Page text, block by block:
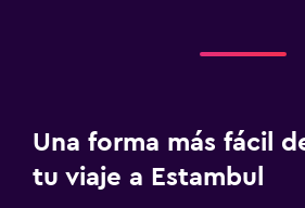
Entretenimiento nocturno
Ideal para familias
Cuna/cama nido disponibles
Una forma más fácil
tu viaje a Estambul